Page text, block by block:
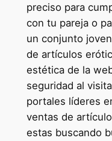
preciso para
con tu pareja o
un conjunto
de artículos
estética de la
seguridad al
portales líderes
ventas de
estas buscando